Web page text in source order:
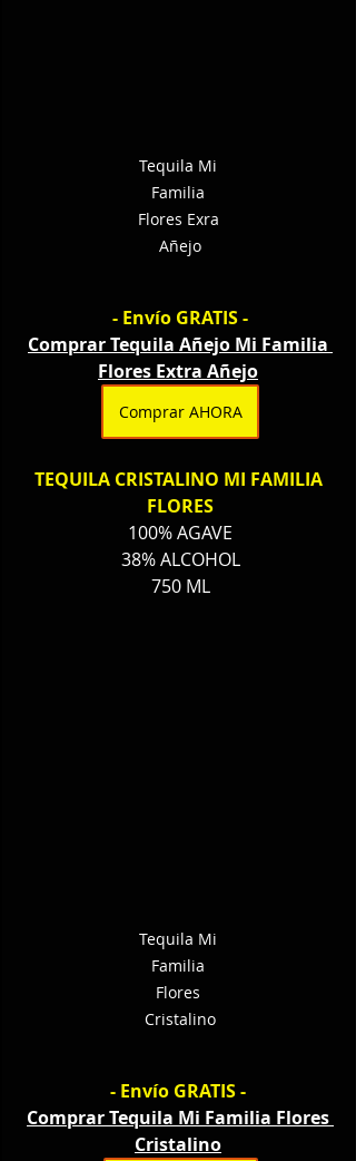
Tequila Mi
Familia
Flores Exra
Añejo
- Envío GRATIS -
Comprar Tequila Añejo Mi Familia
Flores Extra Añejo
Comprar AHORA
TEQUILA CRISTALINO MI FAMILIA
FLORES
100% AGAVE
38% ALCOHOL
750 ML
Tequila Mi
Familia
Flores
Cristalino
- Envío GRATIS -
Comprar Tequila Mi Familia Flores
Cristalino